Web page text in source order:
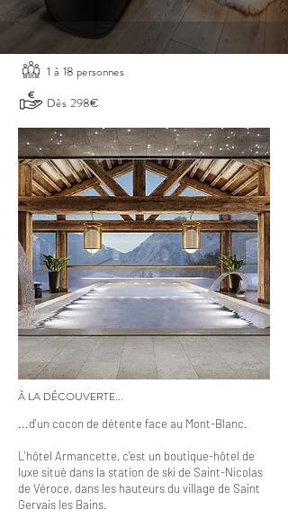
1 à 18 personnes
Dès 298€
À LA DÉCOUVERTE...
...d'un cocon de détente face au Mont-Blanc.
L'hôtel Armancette, c'est un boutique-hôtel de
luxe situé dans la station de ski de Saint-Nicolas
de Véroce, dans les hauteurs du village de Saint
Gervais les Bains.